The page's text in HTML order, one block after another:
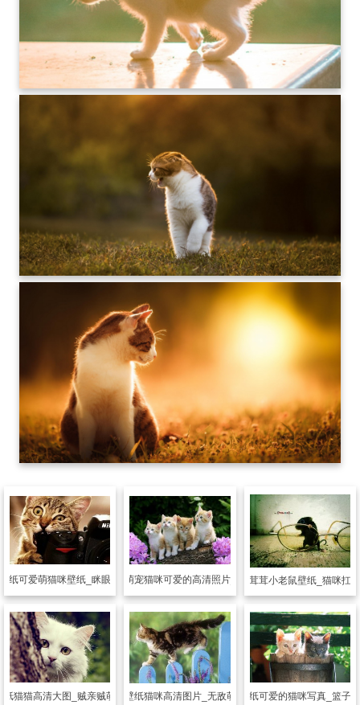
纸可爱萌猫咪壁纸_眯眼偷瞧你
动物壁纸 萌宠猫咪可爱的高清照片_亲死人了
动物壁纸 毛茸茸小老鼠壁纸_猫咪扛
纸猫猫高清大图_贼亲贼萌的猫咪
动物壁纸猫咪高清图片_无敌萌猫猫
动物壁纸可爱的猫咪写真_篮子